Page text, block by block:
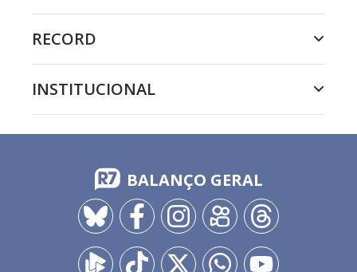
RECORD
INSTITUCIONAL
BALANÇO GERAL